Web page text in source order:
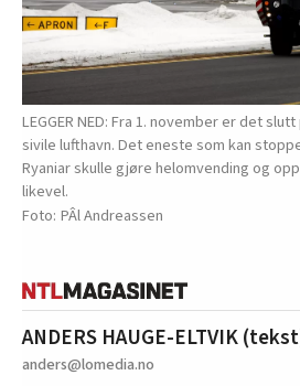
LEGGER NED: Fra 1. november er det
sivile lufthavn. Det eneste som kan
Ryaniar skulle gjøre helomvending og
likevel.
PÂl Andreassen
ANDERS HAUGE-ELTVIK
anders@lomedia.no